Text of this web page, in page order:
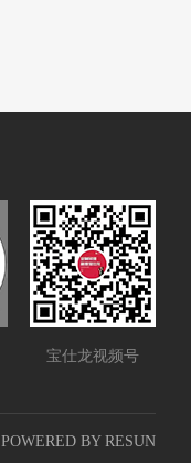
宝仕龙视频号
POWERED BY RESUN